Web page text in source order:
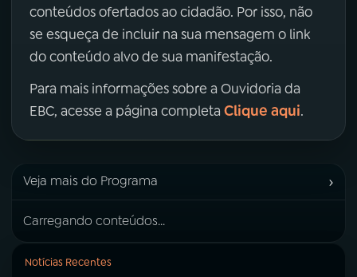
conteúdos ofertados ao cidadão. Por isso, não
se esqueça de incluir na sua mensagem o link
do conteúdo alvo de sua manifestação.
Para mais informações sobre a Ouvidoria da
EBC, acesse a página completa Clique aqui.
Veja mais do Programa ›
Carregando conteúdos...
Notícias Recentes